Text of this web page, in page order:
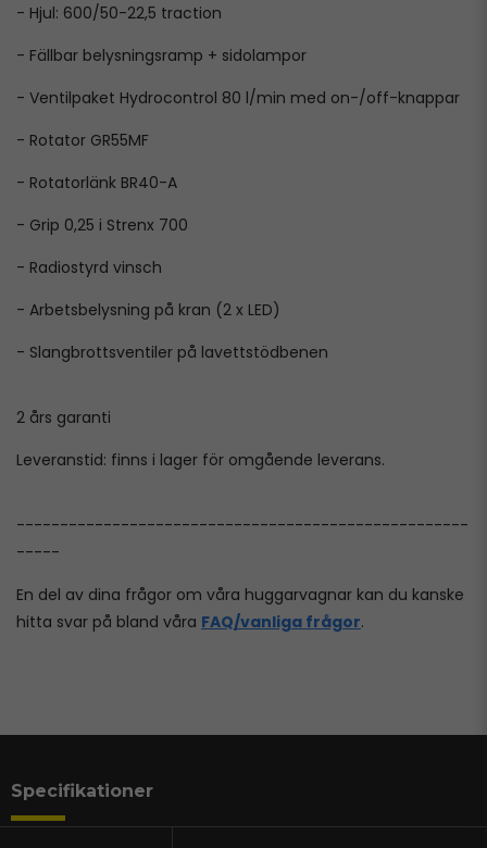
- Hjul: 600/50-22,5 traction
- Fällbar belysningsramp + sidolampor
- Ventilpaket Hydrocontrol 80 l/min med on-/off-knappar
- Rotator GR55MF
- Rotatorlänk BR40-A
- Grip 0,25 i Strenx 700
- Radiostyrd vinsch
- Arbetsbelysning på kran (2 x LED)
- Slangbrottsventiler på lavettstödbenen
2 års garanti
Leveranstid: finns i lager för omgående leverans.
----------------------------------------------------
-----
En del av dina frågor om våra huggarvagnar kan du kanske
hitta svar på bland våra FAQ/vanliga frågor.
Specifikationer